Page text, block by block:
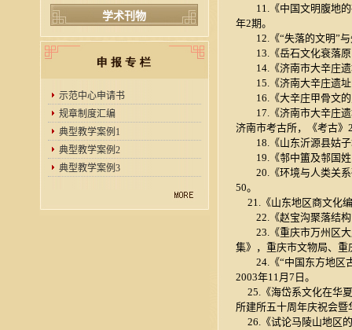
学术刊物
示范中心申请书
规章制度汇编
典型教学案例1
典型教学案例2
典型教学案例3
11.《中国文明腹地的
年2期。
12.《“失落的文明”与
13.《岳石文化衰落原
14.《济南市大辛庄遗
15.《济南大辛庄遗址
16.《大辛庄甲骨文的
17.《济南市大辛庄遗
济南市考古所，《考古》
18.《山东沂源县姑子
19.《邿中簠及邿国姓
20.《环境与人类关系
50。
21.《山东地区商文化
22.《赵宝沟聚落结构
23.《重庆市万州区大
集》，重庆市文物局、重
24.《“中国东方地区古
2003年11月7日。
25.《海岱系文化在华
所建所五十周年庆祝会
26.《试论马陵山地区